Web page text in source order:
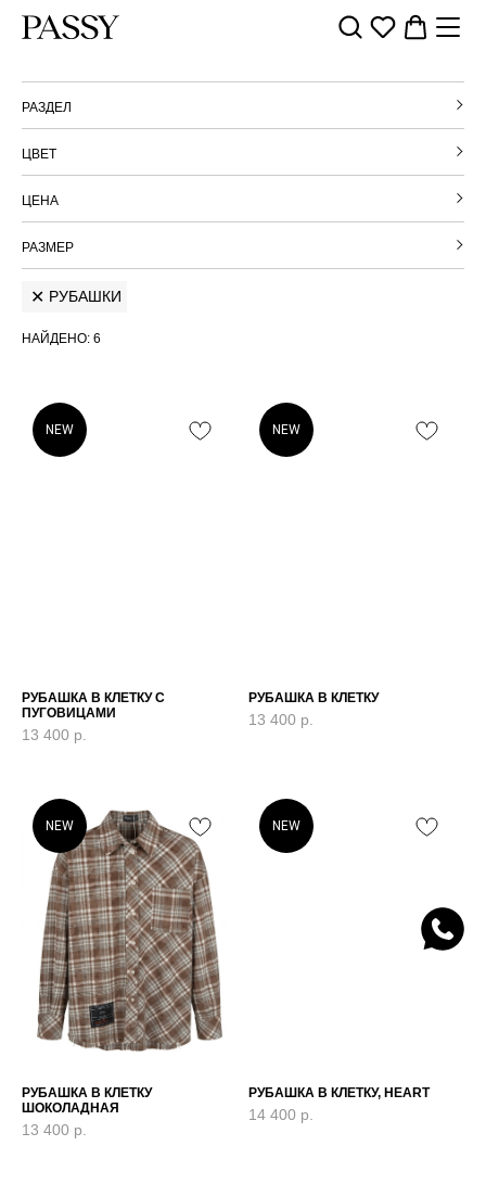
РАЗДЕЛ
ЦВЕТ
ЦЕНА
РАЗМЕР
РУБАШКИ
НАЙДЕНО: 6
NEW
РУБАШКА В КЛЕТКУ С
ПУГОВИЦАМИ
13 400 р.
NEW
РУБАШКА В КЛЕТКУ
13 400 р.
NEW
РУБАШКА В КЛЕТКУ
ШОКОЛАДНАЯ
13 400 р.
NEW
РУБАШКА В КЛЕТКУ, HEART
14 400 р.